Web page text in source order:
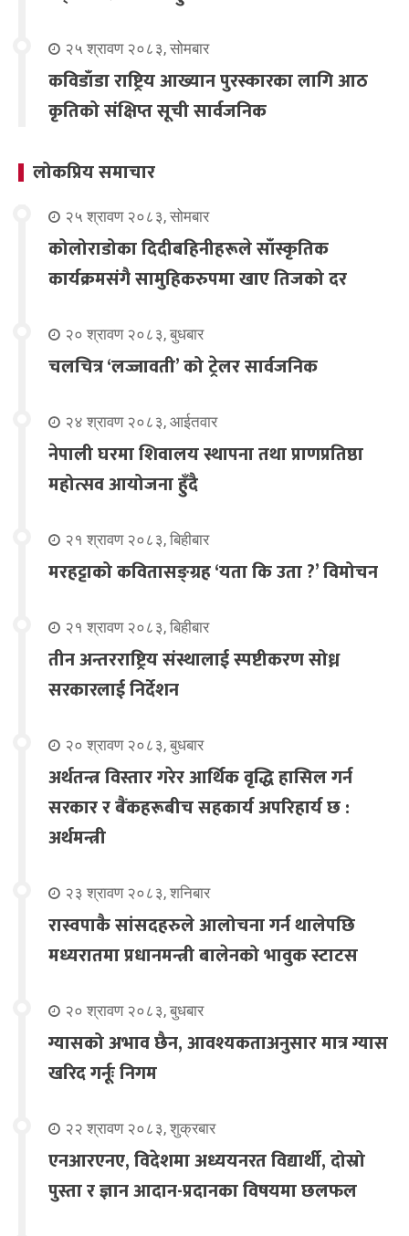
२५ श्रावण २०८३, सोमबार
कविडाँडा राष्ट्रिय आख्यान पुरस्कारका लागि आठ
कृतिको संक्षिप्त सूची सार्वजनिक
लोकप्रिय समाचार
२५ श्रावण २०८३, सोमबार
कोलोराडोका दिदीबहिनीहरूले साँस्कृतिक
कार्यक्रमसंगै सामुहिकरुपमा खाए तिजको दर
२० श्रावण २०८३, बुधबार
चलचित्र ‘लज्जावती’ को ट्रेलर सार्वजनिक
२४ श्रावण २०८३, आईतवार
नेपाली घरमा शिवालय स्थापना तथा प्राणप्रतिष्ठा
महोत्सव आयोजना हुँदै
२१ श्रावण २०८३, बिहीबार
मरहट्टाको कवितासङ्ग्रह ‘यता कि उता ?’ विमोचन
२१ श्रावण २०८३, बिहीबार
तीन अन्तरराष्ट्रिय संस्थालाई स्पष्टीकरण सोध्न
सरकारलाई निर्देशन
२० श्रावण २०८३, बुधबार
अर्थतन्त्र विस्तार गरेर आर्थिक वृद्धि हासिल गर्न
सरकार र बैंकहरूबीच सहकार्य अपरिहार्य छ :
अर्थमन्त्री
२३ श्रावण २०८३, शनिबार
रास्वपाकै सांसदहरुले आलोचना गर्न थालेपछि
मध्यरातमा प्रधानमन्त्री बालेनको भावुक स्टाटस
२० श्रावण २०८३, बुधबार
ग्यासको अभाव छैन, आवश्यकताअनुसार मात्र ग्यास
खरिद गर्नूः निगम
२२ श्रावण २०८३, शुक्रबार
एनआरएनए, विदेशमा अध्ययनरत विद्यार्थी, दोस्रो
पुस्ता र ज्ञान आदान-प्रदानका विषयमा छलफल